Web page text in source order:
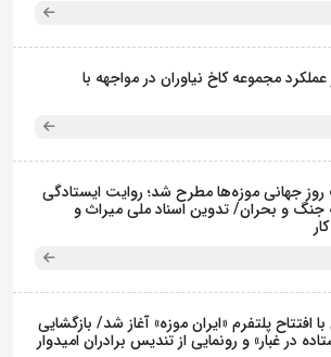
عملکرد مجموعه کاخ نیاوران در مواجهه با
جهانی موزه‌ها مطرح شد؛ روایت ایستادگی
جنگ و بحران/ تدوین اسناد ملی میراث و
افتتاح پلتفرم «ایران موزه» آغاز شد/ بازگشایی
در غبار» و رونمایی از تندیس برادران امیدوار